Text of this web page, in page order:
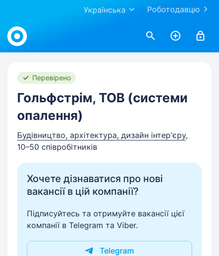
Роботодавцю
Українська
Work.ua
Перевірено
Гольфстрім, ТОВ (системи
опалення)
Будівництво, архітектура, дизайн інтер'єру,
10–50 співробітників
Хочете дізнаватися про нові
вакансії в цій компанії?
Підписуйтесь та отримуйте вакансії цієї
компанії в Telegram та Viber.
Telegram